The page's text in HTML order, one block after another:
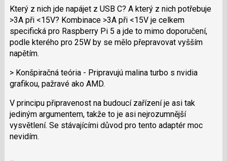
a
P
pro
předchozí
nový
Který z nich jde napájet z USB C? A který z nich potřebuje
>3A při <15V? Kombinace >3A při <15V je celkem
specifická pro Raspberry Pi 5 a jde to mimo doporučení,
podle kterého pro 25W by se mělo přepravovat vyšším
napětím.
> Konšpiračná teória - Pripravujú malina turbo s nvidia
grafikou, pažravé ako AMD.
V principu připravenost na budoucí zařízení je asi tak
jediným argumentem, takže to je asi nejrozumnější
vysvětlení. Se stávajícími důvod pro tento adaptér moc
nevidím.